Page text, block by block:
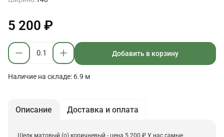
5 200 ₽
Добавить в корзину
Наличие на складе: 6.9 м
Описание Доставка и оплата
Шелк матовый (о) коричневый - цена 5 200 ₽ У нас самые